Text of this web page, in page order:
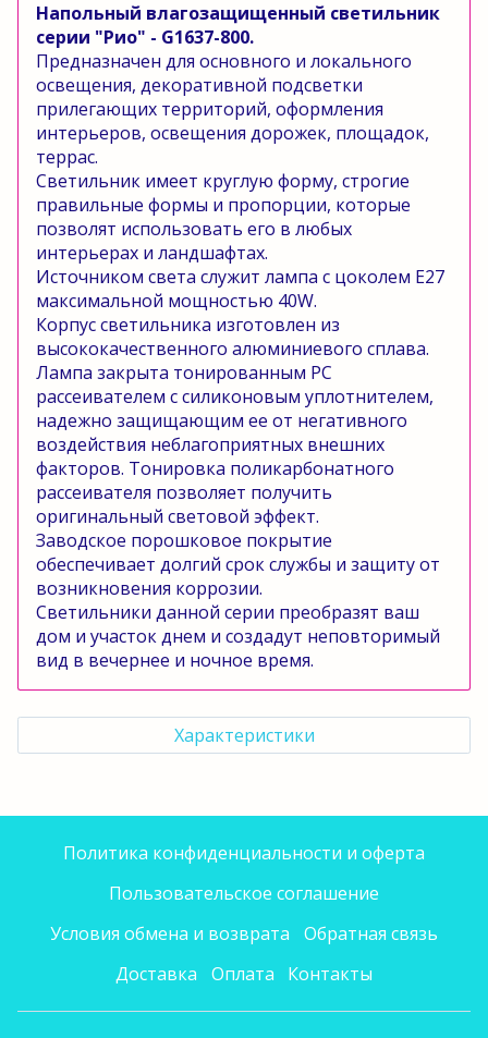
Напольный влагозащищенный светильник
серии "Рио" - G1637-800.
Предназначен для основного и локального
освещения, декоративной подсветки
прилегающих территорий, оформления
интерьеров, освещения дорожек, площадок,
террас.
Светильник имеет круглую форму, строгие
правильные формы и пропорции, которые
позволят использовать его в любых
интерьерах и ландшафтах.
Источником света служит лампа с цоколем Е27
максимальной мощностью 40W.
Корпус светильника изготовлен из
высококачественного алюминиевого сплава.
Лампа закрыта тонированным PC
рассеивателем с силиконовым уплотнителем,
надежно защищающим ее от негативного
воздействия неблагоприятных внешних
факторов. Тонировка поликарбонатного
рассеивателя позволяет получить
оригинальный световой эффект.
Заводское порошковое покрытие
обеспечивает долгий срок службы и защиту от
возникновения коррозии.
Светильники данной серии преобразят ваш
дом и участок днем и создадут неповторимый
вид в вечернее и ночное время.
Характеристики
Политика конфиденциальности и оферта
Пользовательское соглашение
Условия обмена и возврата
Обратная связь
Доставка
Оплата Контакты